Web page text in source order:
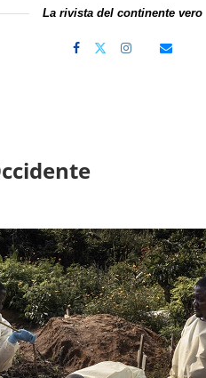
La rivista del continente vero